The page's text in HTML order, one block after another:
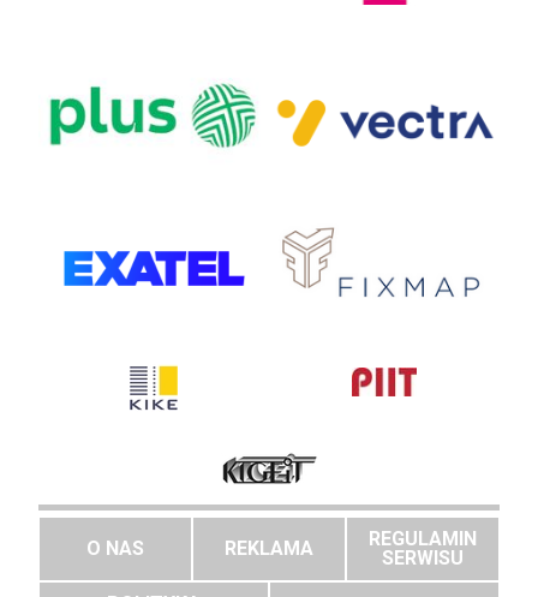
O NAS REKLAMA
REGULAMIN
SERWISU